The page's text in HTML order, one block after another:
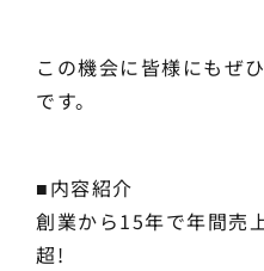
この機会に皆様にもぜ
です。
■内容紹介
創業から15年で年間売
超!